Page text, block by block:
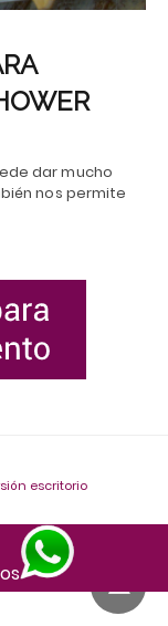
dar mucho
nos permite
escritorio